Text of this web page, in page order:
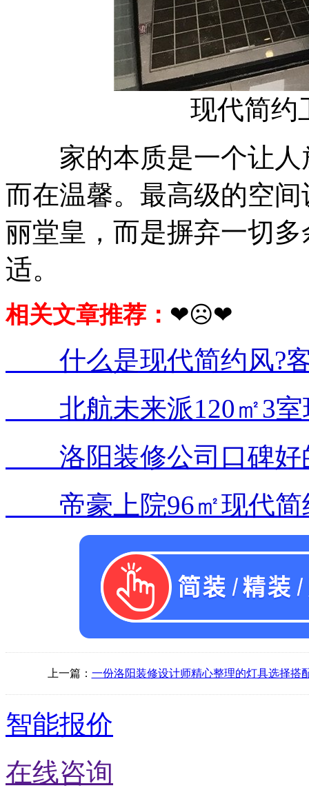
现代简约
家的本质是一个让人
而在温馨。最高级的空
丽堂皇，而是摒弃一切
适。
相关文章推荐： ❤☹❤
什么是现代简约风?客
北航未来派120㎡3室
洛阳装修公司口碑好
帝豪上院96㎡现代简
上一篇： 一份洛阳装修设计师精心整理的灯具选择搭
智能报价
在线咨询